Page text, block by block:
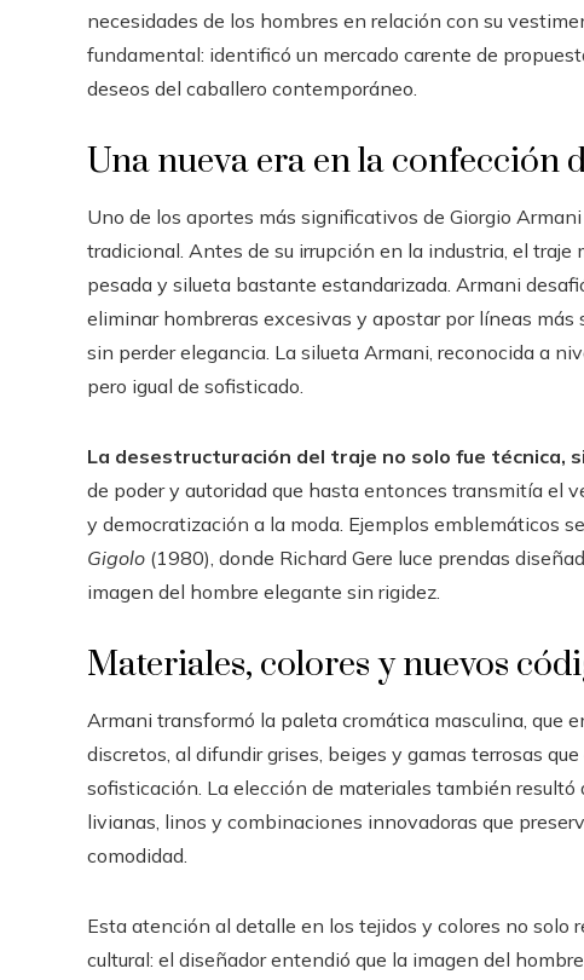
necesidades de los hombres en relación con su
fundamental: identificó un mercado carente de
deseos del caballero contemporáneo.
Una nueva era en la confección
Uno de los aportes más significativos de Giorgio
tradicional. Antes de su irrupción en la industria, el traje
pesada y silueta bastante estandarizada. Armani
eliminar hombreras excesivas y apostar por líneas
sin perder elegancia. La silueta Armani, reconocida a
pero igual de sofisticado.
La desestructuración del traje no solo fue técnica,
de poder y autoridad que hasta entonces transmitía el
y democratización a la moda. Ejemplos emblemáticos
Gigolo (1980), donde Richard Gere luce prendas
imagen del hombre elegante sin rigidez.
Materiales, colores y nuevos
Armani transformó la paleta cromática masculina, que
discretos, al difundir grises, beiges y gamas terrosas
sofisticación. La elección de materiales también
livianas, linos y combinaciones innovadoras que
comodidad.
Esta atención al detalle en los tejidos y colores no
cultural: el diseñador entendió que la imagen del